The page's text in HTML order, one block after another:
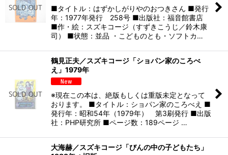
■タイトル：はずかしがりやのおつきさん ■発行
年：1977年発行 258号 ■出版社：福音館書店
■作・絵：スズキコージ（すずきこうじ／鈴木康
司） ■状態：並品 ・こどものとも・ソフトカ…
鶴見正夫／スズキコージ「ショパン家のころべ
え」1979年
※現在この本は、絶版もしくは重版未定となって
おります。 ■タイトル：ショパン家のころべえ ■
発行年：昭和54年（1979年） 第3刷発行 ■出版
社：PHP研究所 ■ページ数：189ページ …
大海赫／スズキコージ「びんの中の子どもたち」